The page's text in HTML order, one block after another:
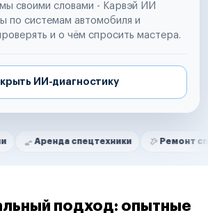
своими словами - Карвэй ИИ
по системам автомобиля и
и о чём спросить мастера.
ИИ-диагностику
спецтехники Ремонт спецтехники
подход: опытные